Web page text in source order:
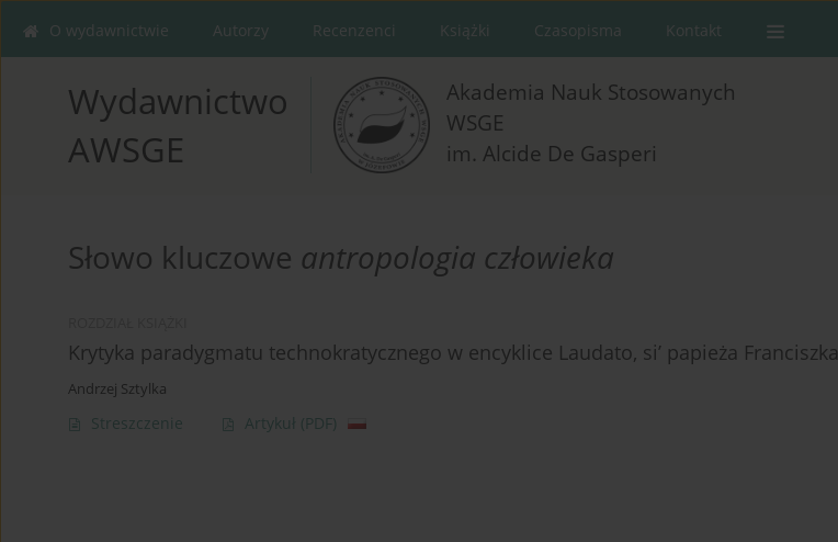
O wydawnictwie Autorzy Recenzenci Książki Czasopisma Kontakt
Wydawnictwo
AWSGE
Akademia Nauk Stosowanych
WSGE
im. Alcide De Gasperi
Słowo kluczowe antropologia człowieka
Krytyka paradygmatu technokratycznego w encyklice Laudato, si’ papieża Franciszka
Andrzej Sztylka
Streszczenie Artykuł (PDF)